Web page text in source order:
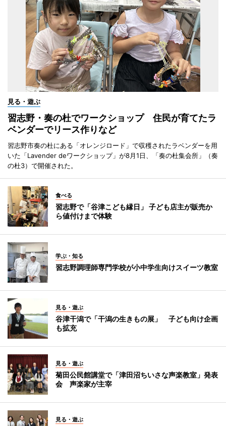
見る・遊ぶ
習志野・奏の杜でワークショップ 住民が育てたラ
ベンダーでリース作りなど
習志野市奏の杜にある「オレンジロード」で収穫されたラベンダーを用
いた「Lavender deワークショップ」が8月1日、「奏の杜集会所」（奏
の杜3）で開催された。
食べる
習志野で「谷津こども縁日」 子ども店主が販売か
ら値付けまで体験
学ぶ・知る
習志野調理師専門学校が小中学生向けスイーツ教室
見る・遊ぶ
谷津干潟で「干潟の生きもの展」 子ども向け企画
も拡充
見る・遊ぶ
菊田公民館講堂で「津田沼ちいさな声楽教室」発表
会 声楽家が主宰
見る・遊ぶ